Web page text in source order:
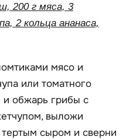
200 г мяса, 3
2 кольца ананаса,
мясо и
или томатного
и обжарь грибы с
выложи
тертым сыром и сверни